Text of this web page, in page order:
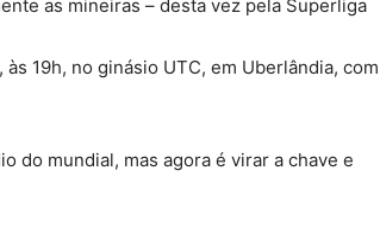
as mineiras – desta vez pela Superliga
19h, no ginásio UTC, em Uberlândia, com
do mundial, mas agora é virar a chave e